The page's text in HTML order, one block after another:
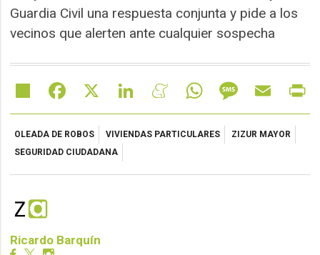
Guardia Civil una respuesta conjunta y pide a los
vecinos que alerten ante cualquier sospecha
Share Facebook LinkedIn MeneameWhatsAppMessageEmail
OLEADA DE ROBOS VIVIENDAS PARTICULARES
ZIZUR MAYOR
SEGURIDAD CIUDADANA
Ricardo Barquín